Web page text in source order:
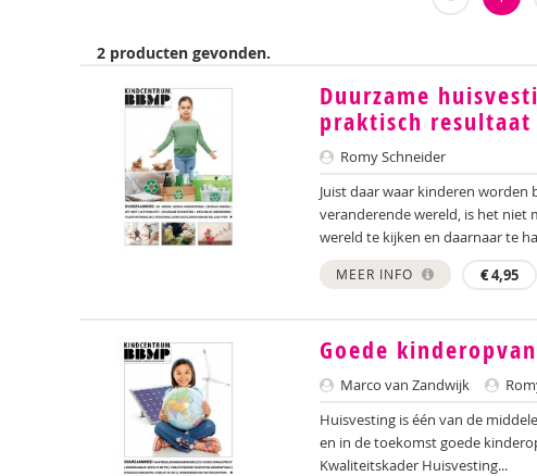
2 producten gevonden.
Duurzame
praktisch resultaat
Romy Schneider
Juist daar waar kinderen
veranderende wereld, is het niet
wereld te kijken en daarnaar te
MEER INFO €4,95
Goede
Marco van Zandwijk
Huisvesting is één van de
en in de toekomst goede
Kwaliteitskader Huisvesting...